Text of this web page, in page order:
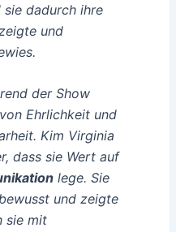
sie dadurch ihre
und
der Show
Ehrlichkeitund
Kim Virginia
dass sie Wert auf
lege. Sie
und zeigte
sie mit